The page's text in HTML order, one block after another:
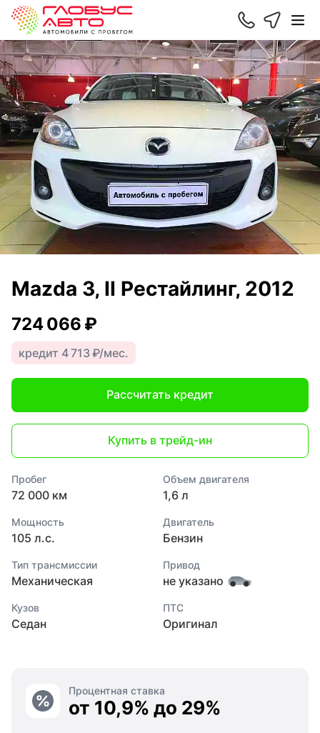
Mazda 3, II Рестайлинг, 2012
724 066 ₽
кредит 4 713 ₽/мес.
Рассчитать кредит
Купить в трейд-ин
Пробег
72 000 км
Объем двигателя
1,6 л
Мощность
105 л.с.
Двигатель
Бензин
Тип трансмиссии
Механическая
Привод
не указано
Кузов
Седан
ПТС
Оригинал
Процентная ставка
от 10,9% до 29%